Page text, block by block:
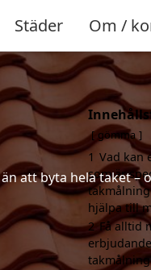
Städer Om /
att byta hela taket –
gömma
1 Vad kan
som är
hjälpa till
2 Få alltid